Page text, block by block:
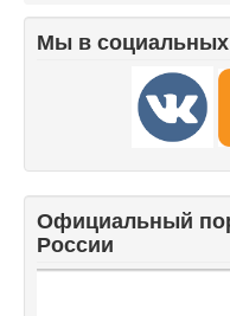
Мы в социальных
Официальный
России